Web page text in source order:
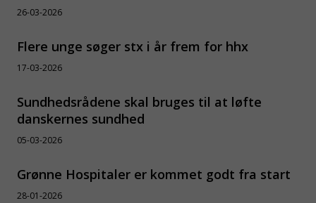
26-03-2026
Flere unge søger stx i år frem for hhx
17-03-2026
Sundhedsrådene skal bruges til at løfte
danskernes sundhed
05-03-2026
Grønne Hospitaler er kommet godt fra start
28-01-2026